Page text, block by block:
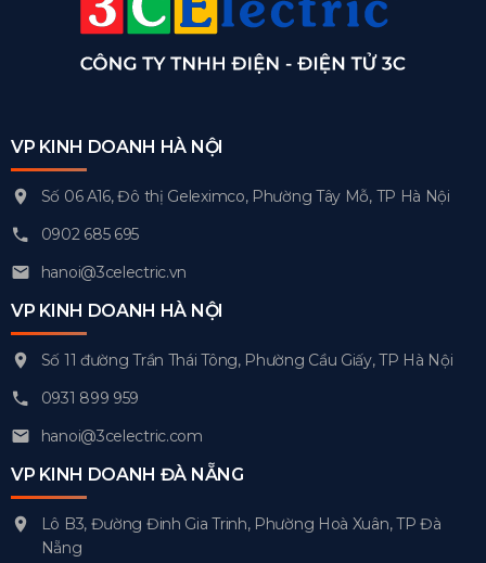
VP KINH DOANH HÀ NỘI
Số 06 A16, Đô thị Geleximco, Phường Tây Mỗ, TP Hà Nội
0902 685 695
hanoi@3celectric.vn
VP KINH DOANH HÀ NỘI
Số 11 đường Trần Thái Tông, Phường Cầu Giấy, TP Hà Nội
0931 899 959
hanoi@3celectric.com
VP KINH DOANH ĐÀ NẴNG
Lô B3, Đường Đinh Gia Trinh, Phường Hoà Xuân, TP Đà
Nẵng